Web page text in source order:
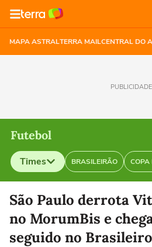
MAPA ASTRALTERRA MAILCENTRAL DO
PUBLICIDADE
Futebol
Times BRASILEIRÃO COPA
Selecione o time para ver as
São Paulo derrota
no MorumBis e
seguido no Brasileiro